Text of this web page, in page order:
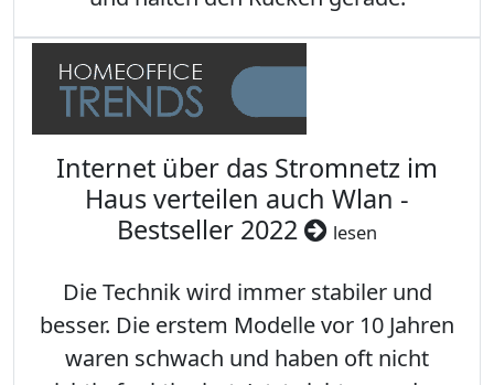
Internet über das Stromnetz im
Haus verteilen auch Wlan -
Bestseller 2022
lesen
Die Technik wird immer stabiler und
besser. Die erstem Modelle vor 10 Jahren
waren schwach und haben oft nicht